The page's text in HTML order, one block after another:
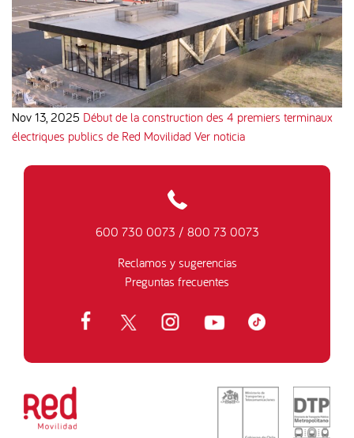
Nov 13, 2025 Début de la construction des 4 premiers terminaux
électriques publics de Red Movilidad Ver noticia
600 730 0073 / 800 73 0073
Reclamos y sugerencias
Preguntas frecuentes